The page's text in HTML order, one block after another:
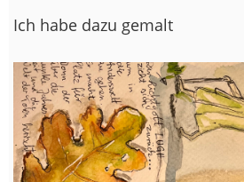
Ich habe dazu gemalt